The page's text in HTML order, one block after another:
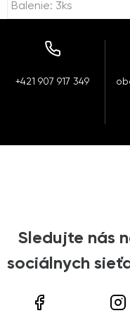
Balenie: 3ks
+421 907 917 349
Sledujte nás
sociálnych